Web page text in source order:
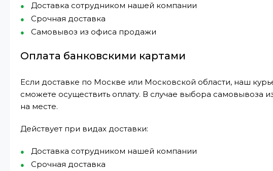
Доставка сотрудником нашей компании
Срочная доставка
Самовывоз из офиса продажи
Оплата банковскими картами
Если доставке по Москве или Московской области, наш
сможете осуществить оплату. В случае выбора самовывоза
на месте.
Действует при видах доставки:
Доставка сотрудником нашей компании
Срочная доставка